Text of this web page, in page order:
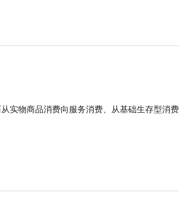
实物商品消费向服务消费、从基础生存型消